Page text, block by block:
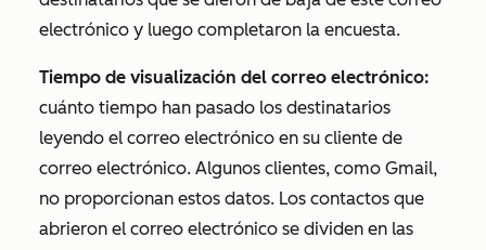
electrónico y luego completaron la encuesta.
Tiempo de visualización del correo electrónico:
cuánto tiempo han pasado los destinatarios
leyendo el correo electrónico en su cliente de
correo electrónico. Algunos clientes, como Gmail,
no proporcionan estos datos. Los contactos que
abrieron el correo electrónico se dividen en las